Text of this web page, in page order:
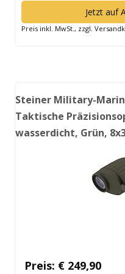
Jetzt auf
Preis inkl. MwSt., zzgl.
Steiner Military-
Taktische
wasserdicht, Grün,
Preis: € 249,90